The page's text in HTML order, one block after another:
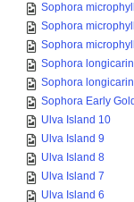
Sophora
Sophora
Sophora
Sophora
Sophora
Sophora Early Gold
Ulva Island 10
Ulva Island 9
Ulva Island 8
Ulva Island 7
Ulva Island 6